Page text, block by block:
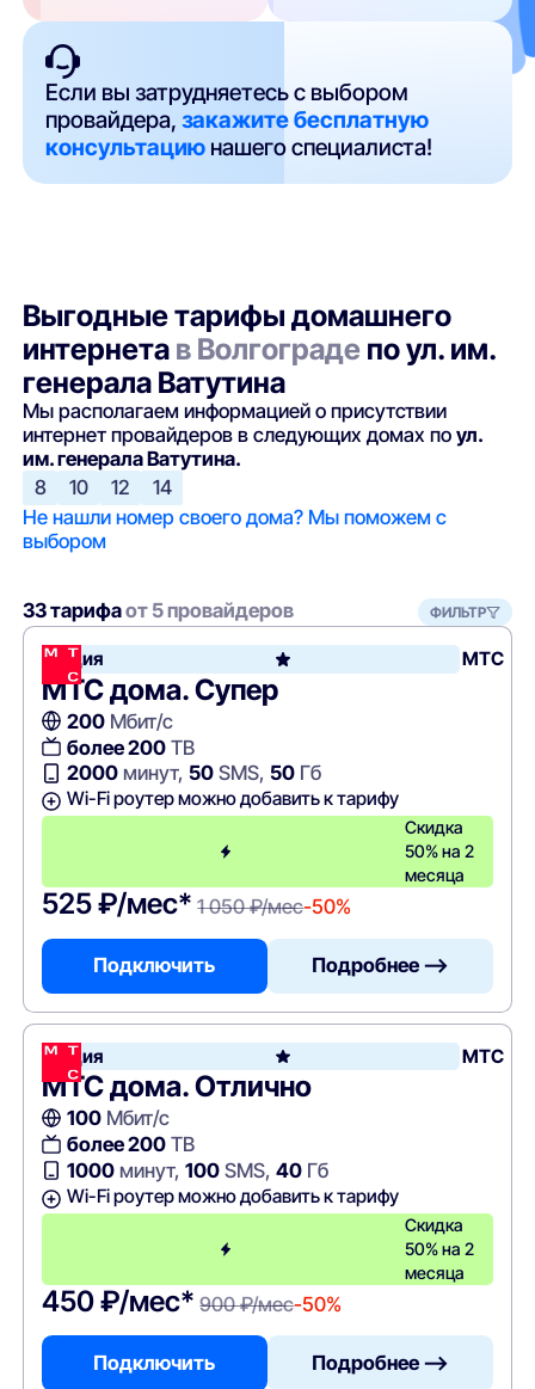
Если вы затрудняетесь с выбором
провайдера,закажите бесплатную
консультацию нашего специалиста!
Выгодные тарифы домашнего
интернета в Волгограде по ул. им.
генерала Ватутина
Мы располагаем информацией о присутствии
интернет провайдеров в следующих домах поул.
им. генерала Ватутина.
8
10 12
14
Не нашли номер своего дома? Мы поможем с
выбором
33 тарифаот 5 провайдеров ФИЛЬТР
Акция МТС
МТС дома. Супер
200Мбит/с
более 200ТВ
2000минут, 50SMS, 50Гб
Wi-Fi роутер можно добавить к тарифу
Скидка
50% на 2
месяца
525 ₽/мес* 1 050 ₽/мес-50%
Подключить Подробнее —>
Акция МТС
МТС дома. Отлично
100Мбит/с
более 200ТВ
1000минут, 100SMS, 40Гб
Wi-Fi роутер можно добавить к тарифу
Скидка
50% на 2
месяца
450 ₽/мес* 900 ₽/мес-50%
Подключить Подробнее —>